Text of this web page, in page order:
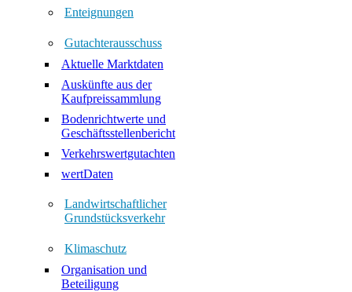
Enteignungen
Gutachterausschuss
Aktuelle Marktdaten
Auskünfte aus der
Kaufpreissammlung
Bodenrichtwerte und
Geschäftsstellenbericht
Verkehrswertgutachten
wertDaten
Landwirtschaftlicher
Grundstücksverkehr
Klimaschutz
Organisation und
Beteiligung